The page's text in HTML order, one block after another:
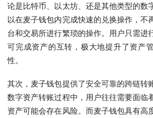
论是比特币、以太坊、还是其他类型的数
以在麦子钱包内完成快速的兑换操作，不
台和交易所进行繁琐的操作。用户只需进
可完成资产的互转，极大地提升了资产
性。
其次，麦子钱包提供了安全可靠的跨链转
数字资产转账过程中，用户往往需要面临
资产可能会存在风险。而麦子钱包具有高